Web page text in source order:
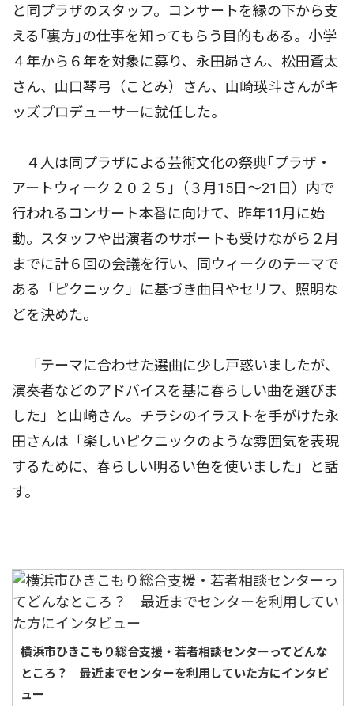
と同プラザのスタッフ。コンサートを縁の下から支
える｢裏方｣の仕事を知ってもらう目的もある。小学
４年から６年を対象に募り、永田昴さん、松田蒼太
さん、山口琴弓（ことみ）さん、山崎瑛斗さんがキ
ッズプロデューサーに就任した。
４人は同プラザによる芸術文化の祭典｢プラザ・
アートウィーク２０２５｣（３月15日〜21日）内で
行われるコンサート本番に向けて、昨年11月に始
動。スタッフや出演者のサポートも受けながら２月
までに計６回の会議を行い、同ウィークのテーマで
ある「ピクニック」に基づき曲目やセリフ、照明な
どを決めた。
「テーマに合わせた選曲に少し戸惑いましたが、
演奏者などのアドバイスを基に春らしい曲を選びま
した」と山崎さん。チラシのイラストを手がけた永
田さんは「楽しいピクニックのような雰囲気を表現
するために、春らしい明るい色を使いました」と話
す。
横浜市ひきこもり総合支援・若者相談センターってどんな
ところ？ 最近までセンターを利用していた方にインタビ
ュー